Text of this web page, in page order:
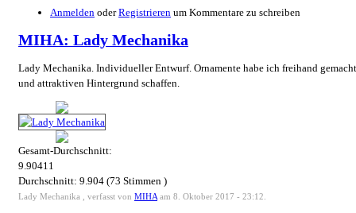
Anmelden oderRegistrieren um Kommentare zu schreiben
MIHA: Lady Mechanika
Lady Mechanika. Individueller Entwurf. Ornamente habe ich freihand
und attraktiven Hintergrund schaffen.
Gesamt-Durchschnitt:
9.90411
Durchschnitt: 9.904 (73 Stimmen )
Lady Mechanika , verfasst von MIHAam 8. Oktober 2017 - 23:12.